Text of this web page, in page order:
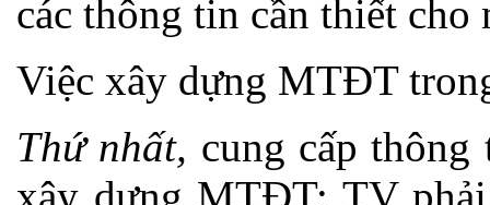
các thông tin cần thiết cho
Việc xây dựng MTĐT
Thứ nhất, cung cấp
xây dựng MTĐT: TV